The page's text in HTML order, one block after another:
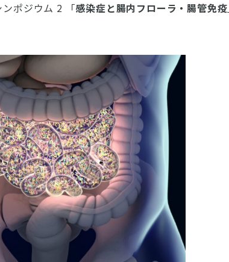
ンポジウム 2 「感染症と腸内フローラ・腸管免疫